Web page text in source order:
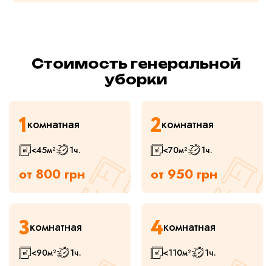
Стоимость генеральной
уборки
1комнатная
<45м² 1ч.
от 800 грн
2комнатная
<70м² 1ч.
от 950 грн
3комнатная
<90м² 1ч.
4комнатная
<110м² 1ч.